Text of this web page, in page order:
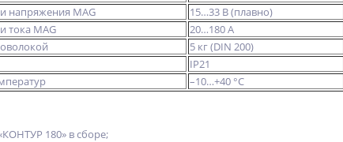
напряжения MAG
15…33 В (плавно)
тока MAG
20…180 А
5 кг (DIN 200)
IP21
–10…+40 °С
180» в сборе;